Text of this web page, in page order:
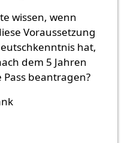
wissen, wenn
Voraussetzung
hat,
dem 5 Jahren
Pass beantragen?